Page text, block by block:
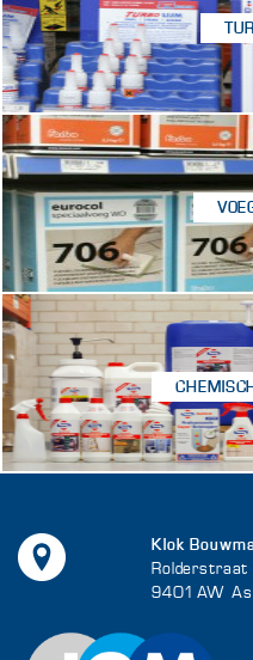
Klok
Rolderstraat
9401 AW